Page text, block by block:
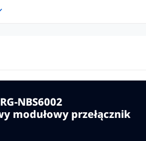
RG-NBS6002
modułowy przełącznik